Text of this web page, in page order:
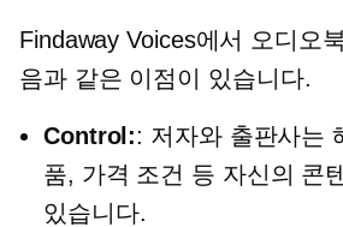
Findaway Voices에서 오디오
음과 같은 이점이 있습니다.
Control:: 저자와 출판사는
품, 가격 조건 등 자신의 콘
있습니다.